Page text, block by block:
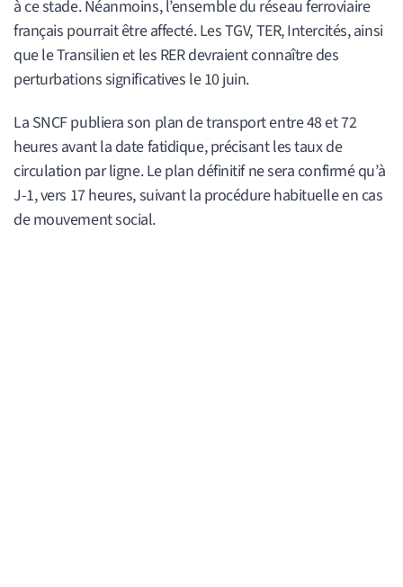
à ce stade. Néanmoins, l’ensemble du réseau ferroviaire
français pourrait être affecté. Les TGV, TER, Intercités, ainsi
que le Transilien et les RER devraient connaître des
perturbations significatives le 10 juin.
La SNCF publiera son plan de transport entre 48 et 72
heures avant la date fatidique, précisant les taux de
circulation par ligne. Le plan définitif ne sera confirmé qu’à
J-1, vers 17 heures, suivant la procédure habituelle en cas
de mouvement social.